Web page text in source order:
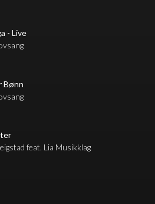
- Live
Bønn
feat. Lia Musikklag